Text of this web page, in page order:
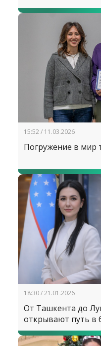
15:52 / 11.03.2026
Погружение в мир
18:30 / 21.01.2026
От Ташкента до
открывают путь в